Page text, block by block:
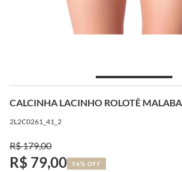
CALCINHA LACINHO ROLOTÊ
2L2C0261_41_2
R$ 179,00
R$ 79,00 56% OFF